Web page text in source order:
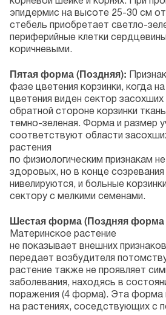
эпидермис на высоте 25-30 см
стебель приобретает светло-
периферийные клетки
коричневыми.
Пятая форма (Поздняя):
фазе цветения корзинки, когда
цветения виден сектор
обратной стороне корзинки ткань
темно-зеленая. Форма и размер
соответствуют области
растения
по физиологическим признакам
здоровых, но в конце созревания
нивелируются, и больные
сектору с мелкими семенами.
Шестая форма (Поздняя форма
Материнское растение
не показывает внешних
передает возбудителя
растение также не проявляет
заболевания, находясь в
поражения (4 форма). Эта форма
на растениях, соседствующих с